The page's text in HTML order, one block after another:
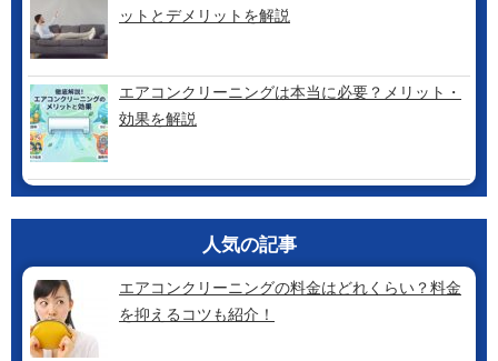
ットとデメリットを解説
エアコンクリーニングは本当に必要？メリット・
効果を解説
人気の記事
エアコンクリーニングの料金はどれくらい？料金
を抑えるコツも紹介！